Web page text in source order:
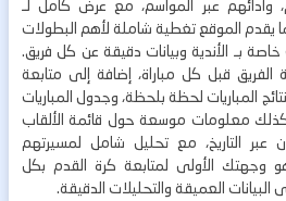
وأدائهم عبر المواسم، مع عرض كامل لـ
يقدم الموقع تغطية شاملة لأهم البطولات
بـ الأندية وبيانات دقيقة عن كل فريق.
قبل كل مباراة، إضافة إلى متابعة
المباريات لحظة بلحظة، وجدول المباريات
معلومات موسعة حول قائمة الألقاب
عبر التاريخ، مع تحليل شامل لمسيرتهم
وجهتك الأولى لمتابعة كرة القدم بكل
البيانات العميقة والتحليلات الدقيقة.